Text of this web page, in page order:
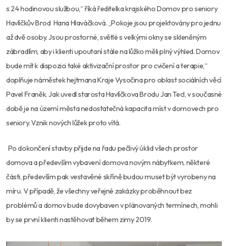
s 24 hodinovou službou,“ říká ředitelka krajského Domov pro seniory
Havlíčkův Brod Hana Hlaváčková. „Pokoje jsou projektovány pro jednu
až dvě osoby. Jsou prostorné, světlé s velkými okny se skleněným
zábradlím, aby i klienti upoutaní stále na lůžko měli plný výhled. Domov
bude mít k dispozici také aktivizační prostor pro cvičení a terapie,“
doplňuje náměstek hejtmana Kraje Vysočina pro oblast sociálních věcí
Pavel Franěk. Jak uvedl starosta Havlíčkova Brodu Jan Tecl, v současné
době je na území města nedostatečná kapacita míst v domovech pro
seniory. Vznik nových lůžek proto vítá.
Po dokončení stavby přijde na řadu pečlivý úklid všech prostor
domova a především vybavení domova novým nábytkem, některé
části, především pak vestavěné skříně budou muset být vyrobeny na
míru. V případě, že všechny veřejné zakázky proběhnout bez
problémů a domov bude dovybaven v plánovaných termínech, mohli
by se první klienti nastěhovat během zimy 2019.